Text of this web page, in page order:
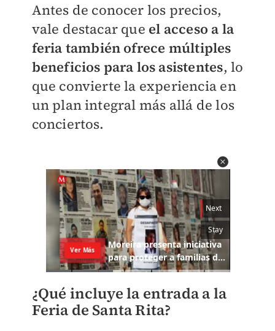
Antes de conocer los precios,
vale destacar que el acceso a la
feria también ofrece múltiples
beneficios para los asistentes, lo
que convierte la experiencia en
un plan integral más allá de los
conciertos.
¿Qué incluye la entrada a la
Feria de Santa Rita?